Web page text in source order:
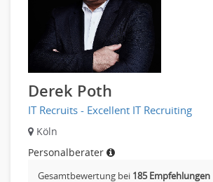
Banken, Finanzdienstleister und
Teamleitung
Mergers & Acquisitions
Privatkundengeschäft
Versicherung: Sachbearbeitung
Ausbilder
Berufsschule
Erwachsenenbildung
Derek Poth
IT Recruits - Excellent IT Recruiting
Köln
Personalberater
Gesamtbewertung bei 185 Empfehlungen